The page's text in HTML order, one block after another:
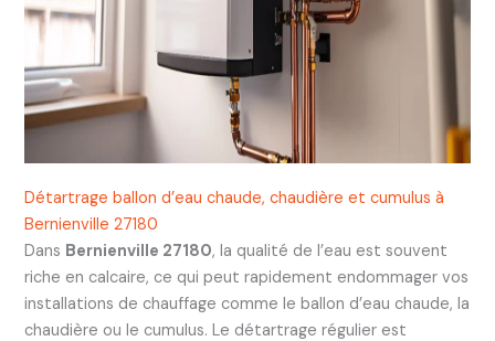
Détartrage ballon d’eau chaude, chaudière et cumulus à
Bernienville 27180
Dans Bernienville 27180, la qualité de l’eau est souvent
riche en calcaire, ce qui peut rapidement endommager vos
installations de chauffage comme le ballon d’eau chaude, la
chaudière ou le cumulus. Le détartrage régulier est